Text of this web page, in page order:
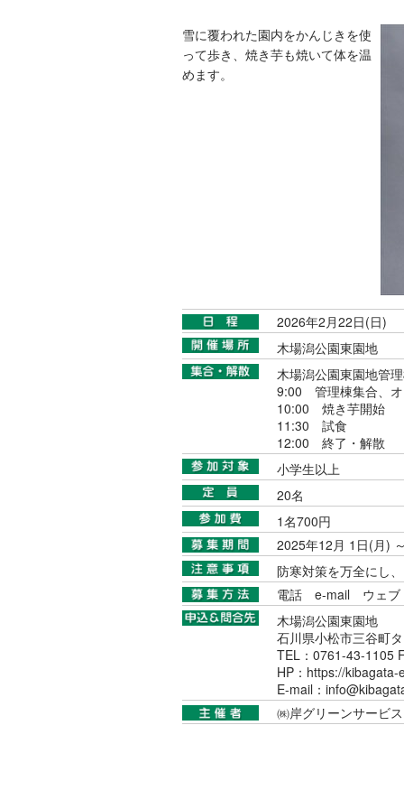
雪に覆われた園内をかんじきを使
って歩き、焼き芋も焼いて体を温
めます。
2026年2月22日(日)
木場潟公園東園地
木場潟公園東園地管
9:00 管理棟集合、オ
10:00 焼き芋開始
11:30 試食
12:00 終了・解散
小学生以上
20名
1名700円
2025年12月 1日(月)
防寒対策を万全にし
電話
e-mail
ウェブ
木場潟公園東園地
石川県小松市三谷町
TEL：0761-43-1105
HP：https://kibagata-
E-mail：
㈱岸グリーンサービス